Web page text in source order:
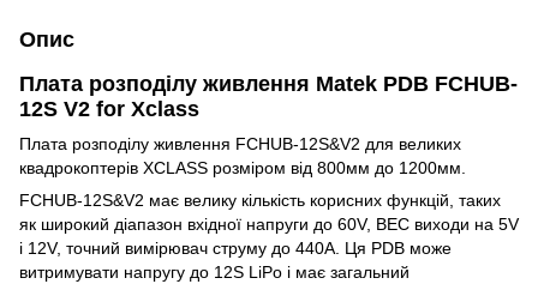
Опис
Плата розподілу живлення Matek PDB FCHUB-
12S V2 for Xclass
Плата розподілу живлення FCHUB-12S&V2 для великих
квадрокоптерів XCLASS розміром від 800мм до 1200мм.
FCHUB-12S&V2 має велику кількість корисних функцій, таких
як широкий діапазон вхідної напруги до 60V, BEC виходи на 5V
і 12V, точний вимірювач струму до 440А. Ця PDB може
витримувати напругу до 12S LiPo і має загальний